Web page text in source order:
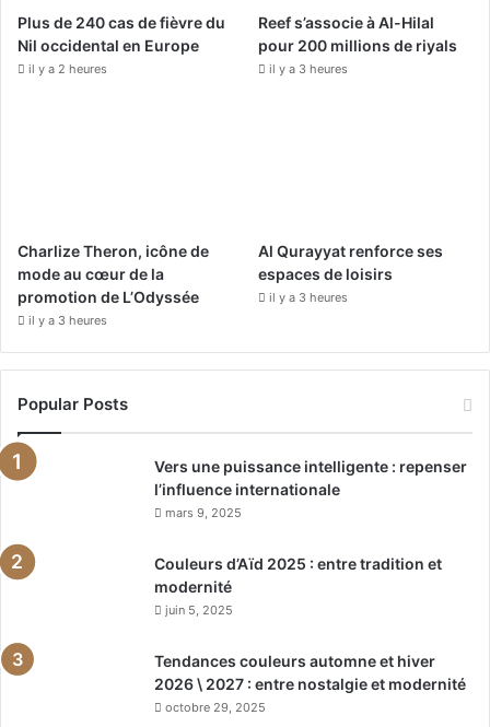
k
a
Plus de 240 cas de fièvre du
Nil occidental en Europe
il y a 2 heures
Reef s’associe à Al-Hilal
pour 200 millions de riyals
il y a 3 heures
Charlize Theron, icône de
mode au cœur de la
promotion de L’Odyssée
il y a 3 heures
Al Qurayyat renforce ses
espaces de loisirs
il y a 3 heures
Popular Posts
Vers une puissance intelligente : repenser
l’influence internationale
mars 9, 2025
Couleurs d’Aïd 2025 : entre tradition et
modernité
juin 5, 2025
Tendances couleurs automne et hiver
2026 \ 2027 : entre nostalgie et modernité
octobre 29, 2025